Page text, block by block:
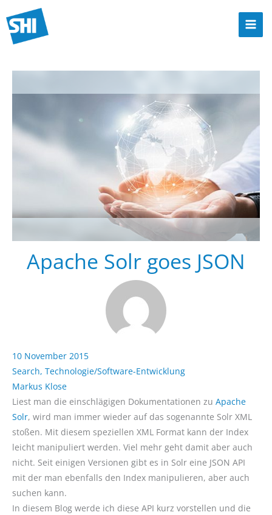
Inhalt
springen
Apache Solr goes JSON
10 November 2015
Search, Technologie/Software-Entwicklung
Markus Klose
Liest man die einschlägigen Dokumentationen zu Apache
Solr, wird man immer wieder auf das sogenannte Solr XML
stoßen. Mit diesem speziellen XML Format kann der Index
leicht manipuliert werden. Viel mehr geht damit aber auch
nicht. Seit einigen Versionen gibt es in Solr eine JSON API
mit der man ebenfalls den Index manipulieren, aber auch
suchen kann.
In diesem Blog werde ich diese API kurz vorstellen und die